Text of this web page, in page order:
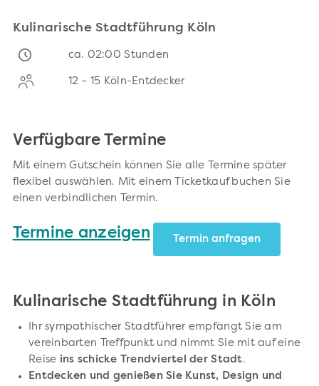
Kulinarische Stadtführung Köln
ca. 02:00 Stunden
12 – 15 Köln-Entdecker
Verfügbare Termine
Mit einem Gutschein können Sie alle Termine später
flexibel auswählen. Mit einem Ticketkauf buchen Sie
einen verbindlichen Termin.
Termine anzeigen Termin anfragen
Kulinarische Stadtführung in Köln
Ihr sympathischer Stadtführer empfängt Sie am
vereinbarten Treffpunkt und nimmt Sie mit auf eine
Reise ins schicke Trendviertel der Stadt.
Entdecken und genießen Sie Kunst, Design und